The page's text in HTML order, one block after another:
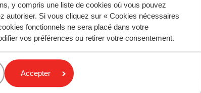
y compris une liste de cookies où vous pouvez
autoriser. Si vous cliquez sur « Cookies nécessaires
fonctionnels ne sera placé dans votre
vos préférences ou retirer votre consentement.
Accepter